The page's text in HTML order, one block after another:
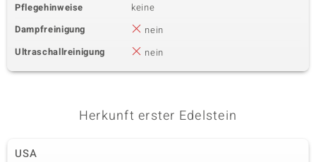
Pflegehinweise
keine
Dampfreinigung
nein
Ultraschallreinigung
nein
Herkunft erster Edelstein
USA